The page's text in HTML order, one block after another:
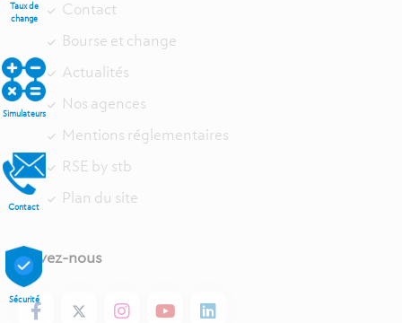
Contact
Bourse et change
Actualités
Nos agences
Mentions réglementaires
RSE by stb
Plan du site
Suivez-nous
Taux de
change
Simulateurs
Contact
Sécurité